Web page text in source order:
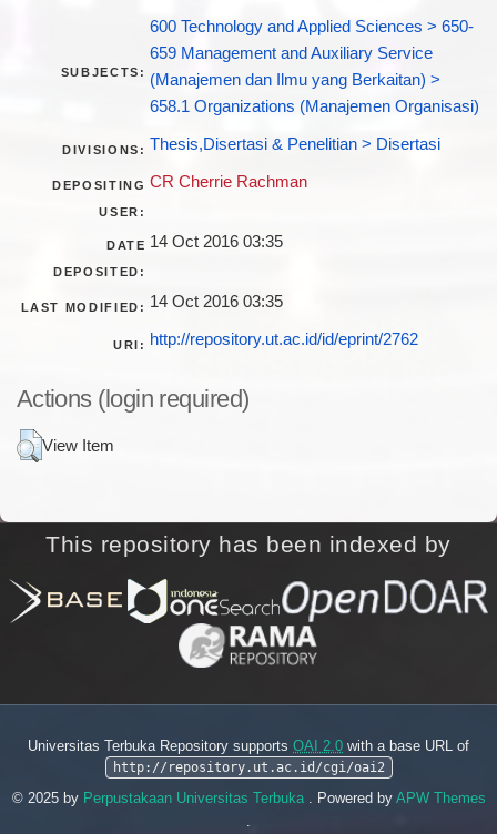
SUBJECTS:
600 Technology and Applied Sciences > 650-
659 Management and Auxiliary Service
(Manajemen dan Ilmu yang Berkaitan) >
658.1 Organizations (Manajemen Organisasi)
DIVISIONS: Thesis,Disertasi & Penelitian > Disertasi
DEPOSITING
USER:
CR Cherrie Rachman
DATE
DEPOSITED:
14 Oct 2016 03:35
LAST MODIFIED: 14 Oct 2016 03:35
URI: http://repository.ut.ac.id/id/eprint/2762
Actions (login required)
View Item
This repository has been indexed by
Universitas Terbuka Repository supports OAI 2.0 with a base URL of
http://repository.ut.ac.id/cgi/oai2
© 2025 by Perpustakaan Universitas Terbuka . Powered by APW Themes
.